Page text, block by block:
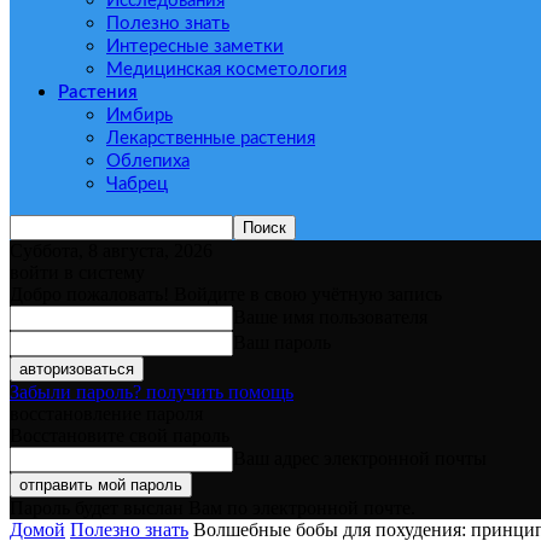
Полезно знать
Интересные заметки
Медицинская косметология
Растения
Имбирь
Лекарственные растения
Облепиха
Чабрец
Забыли пароль? получить помощь
Домой Полезно знать Волшебные бобы для похудения: